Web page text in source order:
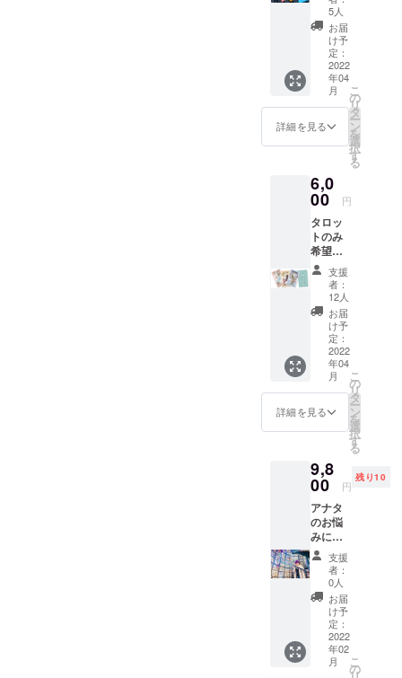
た革の
タロッ
トケー
スのみ
ご希望
の方は
こちら
から！
ピン
ク、黄
色、ブ
色展開
です
（ご希
望の色
をお伝
えくだ
さい）
またタ
ロット
を入れ
るだけ
ではな
く、
ポーチ
として
も利用
可能で
14cm
縦19cm
※ケース
＋送料
と配送
手数料
込 ※
メッ
セージ
にてお
一人ず
つお礼
もお送
りしま
す！！
5人
お届
け予
定：
2022
年04
月
詳細を見る
こ
の
リ
タ
ー
ン
を
選
択
す
る
6,0
00 円
タロッ
トのみ
希望の
方はこ
ちらか
ら！ デ
ザイ
ナーの
カマチ
エリカ
さんが
デザイ
ンした
オリジ
ナルタ
ロット
飾るこ
とも可
能なの
で、タ
ロット
をやら
ない人
にも！
＜大き
さ＞ 横
14cm
縦19cm
※タロッ
ト＋送
料と配
支援
者：
12人
お届
け予
定：
2022
年04
月
詳細を見る
こ
の
リ
タ
ー
ン
を
選
択
す
る
9,8
00 円
残り10
アナタ
のお悩
みにつ
いて、
占った
結果を
記事に
しま
す！ 取
材方法
は、
チャッ
支援
者：
0人
お届
け予
定：
2022
年02
月
こ
の